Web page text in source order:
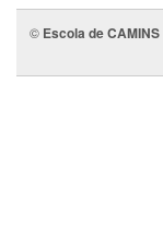
© Escola de CAMINS